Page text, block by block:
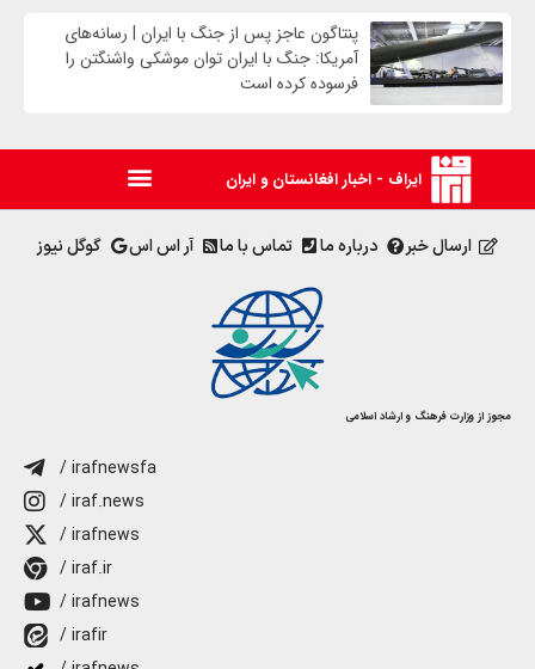
پنتاگون عاجز پس از جنگ با ایران | رسانه‌های
آمریکا: جنگ با ایران توان موشکی واشنگتن را
فرسوده کرده است
ایراف - اخبار افغانستان و ایران
ارسال خبر درباره ما تماس با ما آر اس اس گوگل نیوز
مجوز از وزارت فرهنگ و ارشاد اسلامی
/ irafnewsfa
/ iraf.news
/ irafnews
/ iraf.ir
/ irafnews
/ irafir